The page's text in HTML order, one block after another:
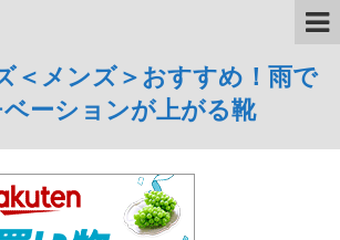
＜メンズ＞おすすめ！雨で
ベーションが上がる靴